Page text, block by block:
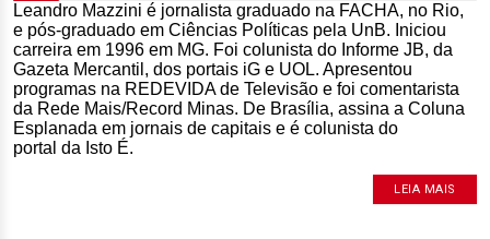
Leandro Mazzini é jornalista graduado na FACHA, no Rio,
e pós-graduado em Ciências Políticas pela UnB. Iniciou
carreira em 1996 em MG. Foi colunista do Informe JB, da
Gazeta Mercantil, dos portais iG e UOL. Apresentou
programas na REDEVIDA de Televisão e foi comentarista
da Rede Mais/Record Minas. De Brasília, assina a Coluna
Esplanada em jornais de capitais e é colunista do
portal da Isto É.
LEIA MAIS